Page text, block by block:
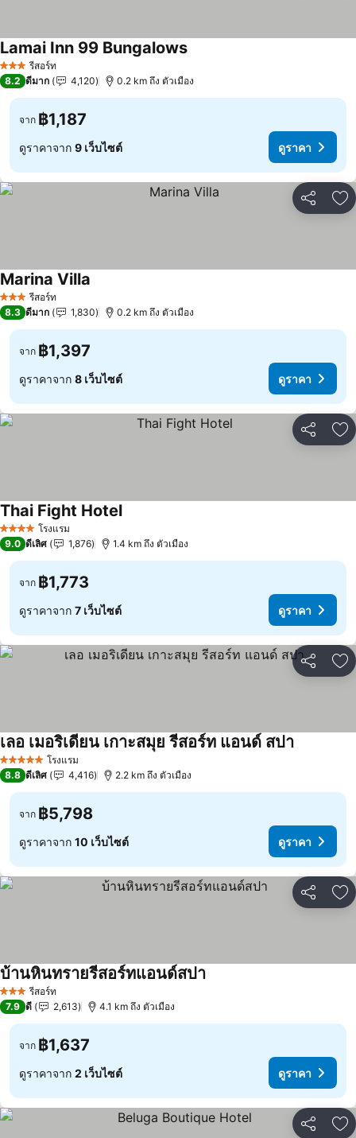
3 ดาว รีสอร์ท
Lamai Inn 99 Bungalowsดูราคา
8.2 ดีมาก 4,120 0.2 km ถึง ตัวเมือง
จาก ฿1,187
ดูราคาจาก 9 เว็บไซต์ ดูราคา
แชร์ เ
3 ดาว รีสอร์ท
Marina Villa
8.3 ดีมาก 1,830 0.2 km ถึง ตัวเมือง
จาก ฿1,397
ดูราคาจาก 8 เว็บไซต์ ดูราคา
แชร์ เ
4 ดาว โรงแรม
Thai Fight Hotelดูราคา
9.0 ดีเลิศ 1,876 1.4 km ถึง ตัวเมือง
จาก ฿1,773
ดูราคาจาก 7 เว็บไซต์ ดูราคา
แชร์ เ
5 ดาว โรงแรม
เลอ เมอริเดียน เกาะสมุย รีสอร์ท แอนด์ สปาดูราคา
8.8 ดีเลิศ 4,416 2.2 km ถึง ตัวเมือง
จาก ฿5,798
ดูราคาจาก 10 เว็บไซต์ ดูราคา
แชร์ เ
3 ดาว รีสอร์ท
บ้านหินทรายรีสอร์ทแอนด์สปาดูราคา
7.9 ดี 2,613 4.1 km ถึง ตัวเมือง
จาก ฿1,637
ดูราคาจาก 2 เว็บไซต์ ดูราคา
แชร์ เ